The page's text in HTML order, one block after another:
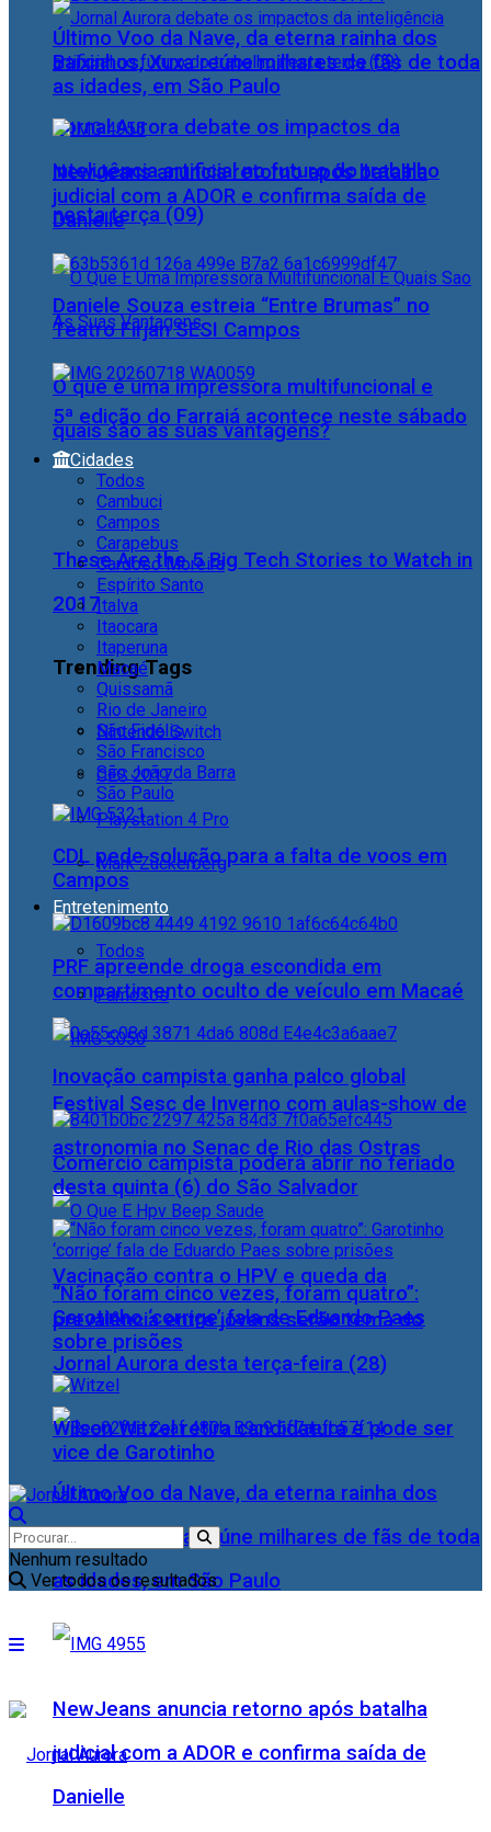
Jornal Aurora debate os impactos da
inteligência artificial no futuro do trabalho
nesta terça (09)
O que é uma impressora multifuncional e
quais são as suas vantagens?
These Are the 5 Big Tech Stories to Watch in
2017
Trending Tags
Nintendo Switch
CES 2017
Playstation 4 Pro
Mark Zuckerberg
Entretenimento
Todos
Famosos
Festival Sesc de Inverno com aulas-show de
astronomia no Senac de Rio das Ostras
Vacinação contra o HPV e queda da
prevalência entre jovens serão tema do
Jornal Aurora desta terça-feira (28)
Último Voo da Nave, da eterna rainha dos
Baixinhos, Xuxa reúne milhares de fãs de toda
as idades, em São Paulo
NewJeans anuncia retorno após batalha
judicial com a ADOR e confirma saída de
Danielle
Último Voo da Nave, da eterna rainha dos
Baixinhos, Xuxa reúne milhares de fãs de toda
as idades, em São Paulo
NewJeans anuncia retorno após batalha
judicial com a ADOR e confirma saída de
Danielle
Daniele Souza estreia “Entre Brumas” no
Teatro Firjan SESI Campos
5ª edição do Farraiá acontece neste sábado
Cidades
Todos
Cambuci
Campos
Carapebus
Cardoso Moreira
Espírito Santo
Italva
Itaocara
Itaperuna
Macaé
Quissamã
Rio de Janeiro
São Fidélis
São Francisco
São João da Barra
São Paulo
CDL pede solução para a falta de voos em
Campos
PRF apreende droga escondida em
compartimento oculto de veículo em Macaé
Inovação campista ganha palco global
Comércio campista poderá abrir no feriado
desta quinta (6) do São Salvador
“Não foram cinco vezes, foram quatro”:
Garotinho ‘corrige’ fala de Eduardo Paes
sobre prisões
Wilson Witzel retira candidatura e pode ser
vice de Garotinho
Nenhum resultado
Ver todos os resultados